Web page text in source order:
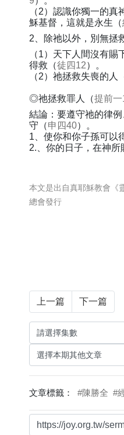
（2）認識你獨一的
穌基督，這就是永生（
2、除祂以外，別無拯
（1）天下人間沒有
得救（徒四12）。
（2）祂拯救失喪的人
◎祂拯救罪人（提前一
結論：要遵守祂的律
守（申四40）。
1、使你和你子孫可以
2.、你的日子，在神所
本文是出自真耶穌教會《
總會發行
上一篇 下一篇
文章標籤： #陳勝全 #